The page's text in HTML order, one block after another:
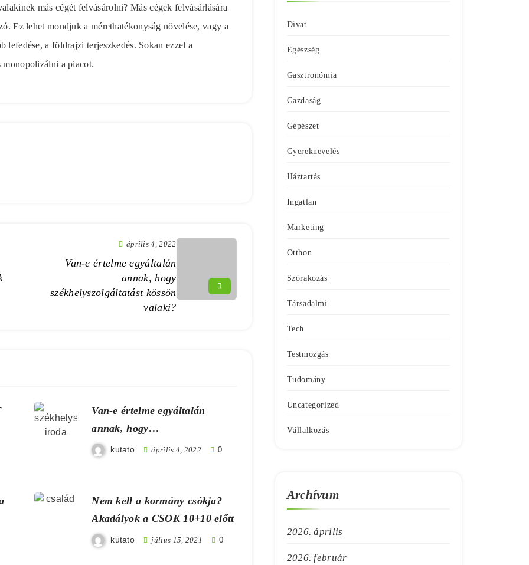
más cégét felvásárolni? Más cégek felvásárlására
Ez lehet mondjuk a mérethatékonyság növelése, vagy a
lefedése, a földrajzi terjeszkedés. Sokan ezzel a
a piacot.
április 4, 2022
Van-e értelme egyáltalán
annak, hogy
székhelyszolgáltatást kössön
valaki?
Van-e értelme egyáltalán
annak, hogy
székhelyszolgáltatást kössön
kutato április 4, 2022 0
Nem kell a kormány csókja?
Akadályok a CSOK 10+10 előtt
kutato július 15, 2021 0
Divat
Egészség
Gasztronómia
Gazdaság
Gépészet
Gyereknevelés
Háztartás
Ingatlan
Marketing
Otthon
Szórakozás
Társadalmi
Tech
Testmozgás
Tudomány
Uncategorized
Vállalkozás
Archívum
2026. április
2026. február